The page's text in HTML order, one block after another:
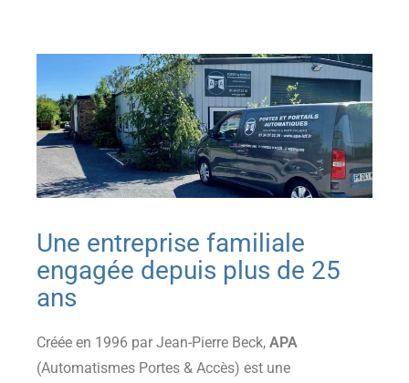
Une entreprise familiale
engagée depuis plus de 25
ans
Créée en 1996 par Jean-Pierre Beck, APA
(Automatismes Portes & Accès) est une